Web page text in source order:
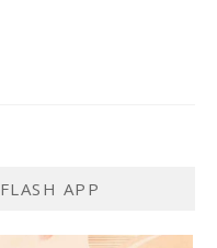
APP